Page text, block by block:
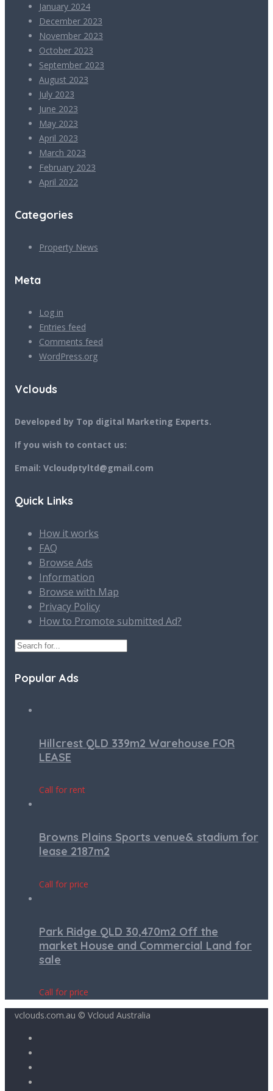
January 2024
December 2023
November 2023
October 2023
September 2023
August 2023
July 2023
June 2023
May 2023
April 2023
March 2023
February 2023
April 2022
Categories
Property News
Meta
Log in
Entries feed
Comments feed
WordPress.org
Vclouds
Developed by Top digital Marketing Experts.
If you wish to contact us:
Email: Vcloudptyltd@gmail.com
Quick Links
How it works
FAQ
Browse Ads
Information
Browse with Map
Privacy Policy
How to Promote submitted Ad?
Popular Ads
Hillcrest QLD 339m2 Warehouse FOR
LEASE
Call for rent
Browns Plains Sports venue& stadium for
lease 2187m2
Call for price
Park Ridge QLD 30,470m2 Off the
market House and Commercial Land for
sale
Call for price
vclouds.com.au © Vcloud Australia